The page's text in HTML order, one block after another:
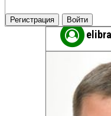
Регистрация Войти